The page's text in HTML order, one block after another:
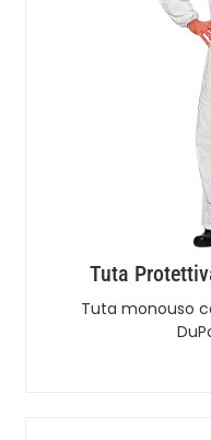
Tuta
Tuta monouso